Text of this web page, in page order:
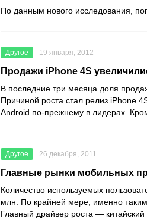
По данным нового исследования,
Другое 19 января, 2012
Продажи iPhone 4S
В последние три месяца доля
Причиной роста стал релиз iPhone
Android по-прежнему в лидерах.
Другое 26 декабря, 2011
Главные рынки мобильных
Количество используемых
млн. По крайней мере, именно
Главный драйвер роста — китайский